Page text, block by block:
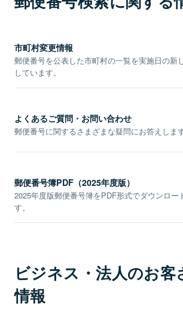
市町村変更情報
郵便番号を公表した市町村の一覧を実施日の新
しています。
よくあるご質問・お問い合わせ
郵便番号に関するさまざまな疑問にお答えします
郵便番号簿PDF（2025年度版）
2025年度版郵便番号簿をPDF形式でダウンロー
す。
ビジネス・法人のお客
情報